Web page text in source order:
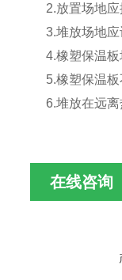
2.放置场地
3.堆放场地
4.橡塑保温
5.橡塑保温
6.堆放在远
在线咨询